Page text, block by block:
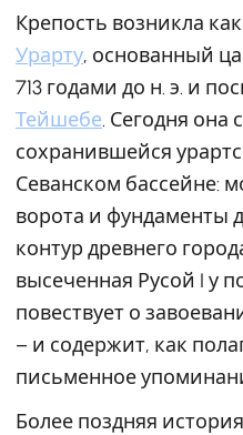
Крепость возникла
Урарту, основанный
713 годами до н. э. и
Тейшебе. Сегодня она
сохранившейся
Севанском бассейне:
ворота и фундаменты
контур древнего
высеченная Русой I у
повествует о
– и содержит, как
письменное
Более поздняя